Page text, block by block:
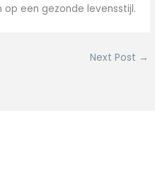
een gezonde levensstijl.
Next Post →